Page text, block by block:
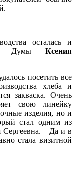
осталась и
Думы Ксения
посетить все
хлеба и
закваска. Очень
свою линейку
изделия, но и
стал одним из
Сергеевна. – Да и в
стала визитной